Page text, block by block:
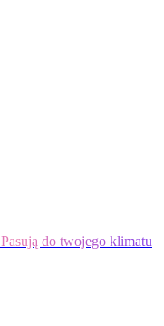
Pasują do twojego klimatu